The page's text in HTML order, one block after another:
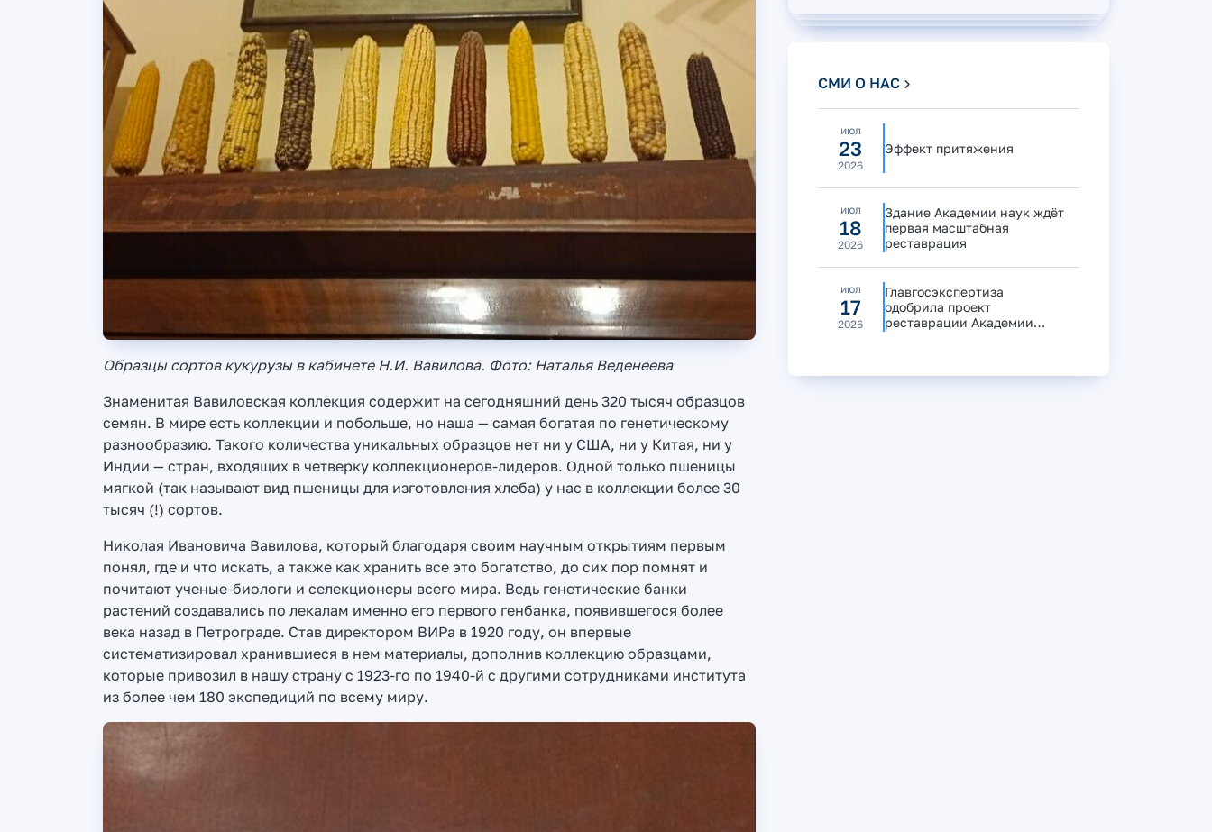
Образцы сортов кукурузы в кабинете Н.И. Вавилова. Фото: Наталья Веденеева
Знаменитая Вавиловская коллекция содержит на сегодняшний день 320 тысяч образцов
семян. В мире есть коллекции и побольше, но наша — самая богатая по генетическому
разнообразию. Такого количества уникальных образцов нет ни у США, ни у Китая, ни у
Индии — стран, входящих в четверку коллекционеров-лидеров. Одной только пшеницы
мягкой (так называют вид пшеницы для изготовления хлеба) у нас в коллекции более 30
тысяч (!) сортов.
Николая Ивановича Вавилова, который благодаря своим научным открытиям первым
понял, где и что искать, а также как хранить все это богатство, до сих пор помнят и
почитают ученые-биологи и селекционеры всего мира. Ведь генетические банки
растений создавались по лекалам именно его первого генбанка, появившегося более
века назад в Петрограде. Став директором ВИРа в 1920 году, он впервые
систематизировал хранившиеся в нем материалы, дополнив коллекцию образцами,
которые привозил в нашу страну с 1923-го по 1940-й с другими сотрудниками института
из более чем 180 экспедиций по всему миру.
СМИ О НАС
июл
23
2026
Эффект притяжения
июл
18
2026
Здание Академии наук ждёт
первая масштабная
реставрация
июл
17
2026
Главгосэкспертиза
одобрила проект
реставрации Академии